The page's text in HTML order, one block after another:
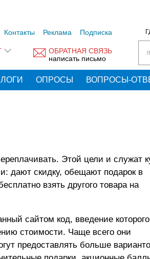
Контакты Реклама Подписка
ОБРАТНАЯ СВЯЗЬ
написать письмо
ОПРОСЫ ВОПРОСЫ-
Этой цели и служат
дают скидку, обещают подарок в
взять другого товара на
сайтом код, введение
стоимости. Чаще всего они
предоставлять больше